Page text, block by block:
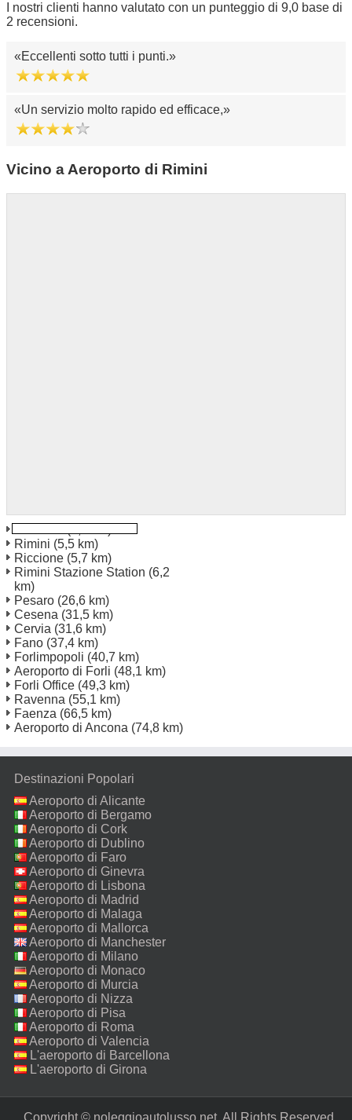
I nostri clienti hanno valutato con un punteggio di 9,0 base di
2 recensioni.
Eccellenti sotto tutti i punti.
Un servizio molto rapido ed efficace,
Vicino a Aeroporto di Rimini
Rimini (5,5 km)
Riccione (5,7 km)
Rimini Stazione Station (6,2
km)
Pesaro (26,6 km)
Cesena (31,5 km)
Cervia (31,6 km)
Fano (37,4 km)
Forlimpopoli (40,7 km)
Aeroporto di Forli (48,1 km)
Forli Office (49,3 km)
Ravenna (55,1 km)
Faenza (66,5 km)
Aeroporto di Ancona (74,8 km)
Destinazioni Popolari
Aeroporto di Alicante
Aeroporto di Bergamo
Aeroporto di Cork
Aeroporto di Dublino
Aeroporto di Faro
Aeroporto di Ginevra
Aeroporto di Lisbona
Aeroporto di Madrid
Aeroporto di Malaga
Aeroporto di Mallorca
Aeroporto di Manchester
Aeroporto di Milano
Malpensa
Aeroporto di Monaco
Aeroporto di Murcia
Aeroporto di Nizza
Aeroporto di Pisa
Aeroporto di Roma
Fiumicino
Aeroporto di Valencia
L'aeroporto di Barcellona
L'aeroporto di Girona
Copyright © noleggioautolusso.net. All Rights Reserved.‎